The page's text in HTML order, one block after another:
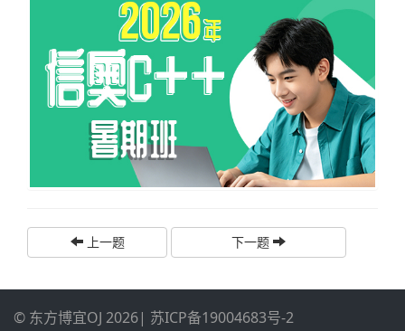
上一题 下一题
© 东方博宜OJ 2026| 苏ICP备19004683号-2